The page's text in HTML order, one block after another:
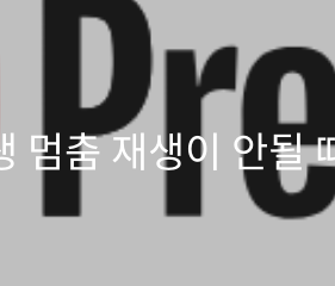
멈춤 재생이 안될